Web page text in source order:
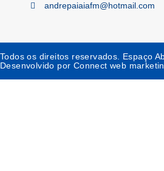
andrepaiaiafm@hotmail.com
Todos os direitos reservados. Espaço
Desenvolvido por Connect web